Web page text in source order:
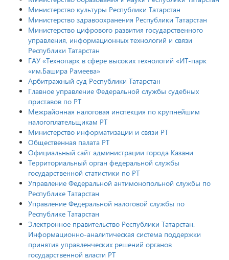
Министерство культуры Республики Татарстан
Министерство здравоохранения Республики Татарстан
Министерство цифрового развития государственного
управления, информационных технологий и связи
Республики Татарстан
ГАУ «Технопарк в сфере высоких технологий «ИТ-парк
«им.Башира Рамеева»
Арбитражный суд Республики Татарстан
Главное управление Федеральной службы судебных
приставов по РТ
Межрайонная налоговая инспекция по крупнейшим
налогоплательщикам РТ
Министерство информатизации и связи РТ
Общественная палата РТ
Официальный сайт администрации города Казани
Территориальный орган федеральной службы
государственной статистики по РТ
Управление Федеральной антимонопольной службы по
Республике Татарстан
Управление Федеральной налоговой службы по
Республике Татарстан
Электронное правительство Республики Татарстан.
Информационно-аналитическая система поддержки
принятия управленческих решений органов
государственной власти РТ